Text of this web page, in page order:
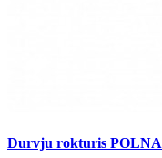
Durvju rokturis POLNA